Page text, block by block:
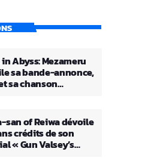
Abyss: Mezameru
sa bande-annonce,
sa chanson
san of Reiwa dévoile
crédits de son
« Gun Valsey’s